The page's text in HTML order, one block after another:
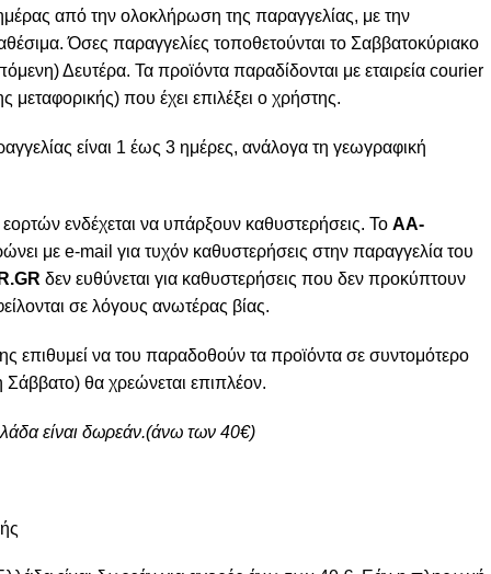
από την ολοκλήρωση της παραγγελίας, με την
Όσες παραγγελίες τοποθετούνται το Σαββατοκύριακο
Δευτέρα. Τα προϊόντα παραδίδονται με εταιρεία courier
μεταφορικής) που έχει επιλέξει ο χρήστης.
είναι 1 έως 3 ημέρες, ανάλογα τη γεωγραφική
ενδέχεται να υπάρξουν καθυστερήσεις. Το AA-
με e-mail για τυχόν καθυστερήσεις στην παραγγελία του
δεν ευθύνεται για καθυστερήσεις που δεν προκύπτουν
σε λόγους ανωτέρας βίας.
επιθυμεί να του παραδοθούν τα προϊόντα σε συντομότερο
θα χρεώνεται επιπλέον.
είναι δωρεάν.(άνω των 40€)